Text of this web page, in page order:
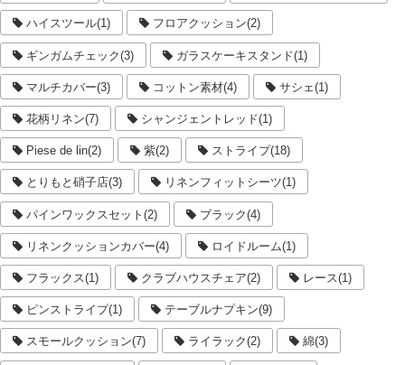
ハイスツール(1) フロアクッション(2)
ギンガムチェック(3) ガラスケーキスタンド(1)
マルチカバー(3) コットン素材(4) サシェ(1)
花柄リネン(7) シャンジェントレッド(1)
Piese de lin(2) 紫(2) ストライプ(18)
とりもと硝子店(3) リネンフィットシーツ(1)
パインワックスセット(2) ブラック(4)
リネンクッションカバー(4) ロイドルーム(1)
フラックス(1) クラブハウスチェア(2) レース(1)
ピンストライプ(1) テーブルナプキン(9)
スモールクッション(7) ライラック(2) 綿(3)